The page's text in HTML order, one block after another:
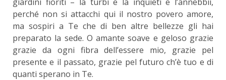
perché non si attacchi qui il nostro povero amore,
ma sospiri a Te che di ben altre bellezze gli hai
preparato la sede. O amante soave e geloso grazie
grazie da ogni fibra dell’essere mio, grazie pel
presente e il passato, grazie pel futuro ch’è tuo e di
quanti sperano in Te.